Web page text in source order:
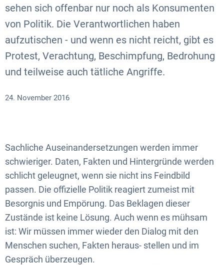
sehen sich offenbar nur noch als Konsumenten
von Politik. Die Verantwortlichen haben
aufzutischen - und wenn es nicht reicht, gibt es
Protest, Verachtung, Beschimpfung, Bedrohung
und teilweise auch tätliche Angriffe.
24. November 2016
Sachliche Auseinandersetzungen werden immer
schwieriger. Daten, Fakten und Hintergründe werden
schlicht geleugnet, wenn sie nicht ins Feindbild
passen. Die offizielle Politik reagiert zumeist mit
Besorgnis und Empörung. Das Beklagen dieser
Zustände ist keine Lösung. Auch wenn es mühsam
ist: Wir müssen immer wieder den Dialog mit den
Menschen suchen, Fakten heraus- stellen und im
Gespräch überzeugen.